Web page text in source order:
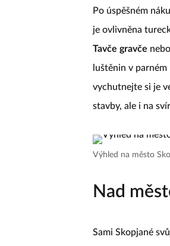
Po úspěšném
je ovlivněna
Tavče gravče
luštěnin v
vychutnejte si je
stavby, ale i na
Výhled na město
Nad
Sami Skopjané